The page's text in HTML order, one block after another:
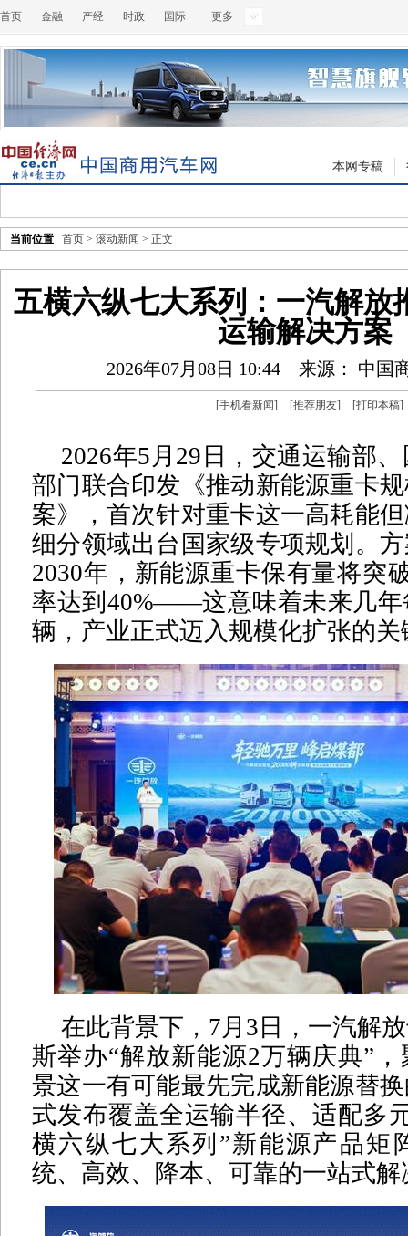
首页 金融 产经 时政 国际 更多
本网专稿
当前位置 首页 > 滚动新闻 > 正文
五横六纵七大系列：一汽解放
运输解决方案
2026年07月08日 10:44 来源： 中国
[手机看新闻] [推荐朋友] [打印本稿]
2026年5月29日，交通运输部
部门联合印发《推动新能源重卡
案》，首次针对重卡这一高耗能
细分领域出台国家级专项规划。
2030年，新能源重卡保有量将突
率达到40%——这意味着未来几年
辆，产业正式迈入规模化扩张的关
在此背景下，7月3日，一汽解
斯举办“解放新能源2万辆庆典”
景这一有可能最先完成新能源替
式发布覆盖全运输半径、适配多
横六纵七大系列”新能源产品矩
统、高效、降本、可靠的一站式解